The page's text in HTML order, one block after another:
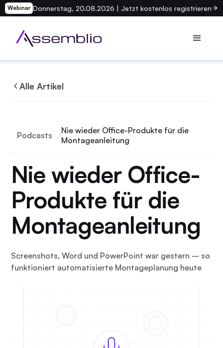
Webinar Donnerstag, 20.08.2026 | Jetzt kostenlos registrieren
Alle Artikel
Podcasts
Nie wieder Office-Produkte für die
Montageanleitung
Nie wieder Office-
Produkte für die
Montageanleitung
Screenshots, Word und PowerPoint war gestern – so
funktioniert automatisierte Montageplanung heute